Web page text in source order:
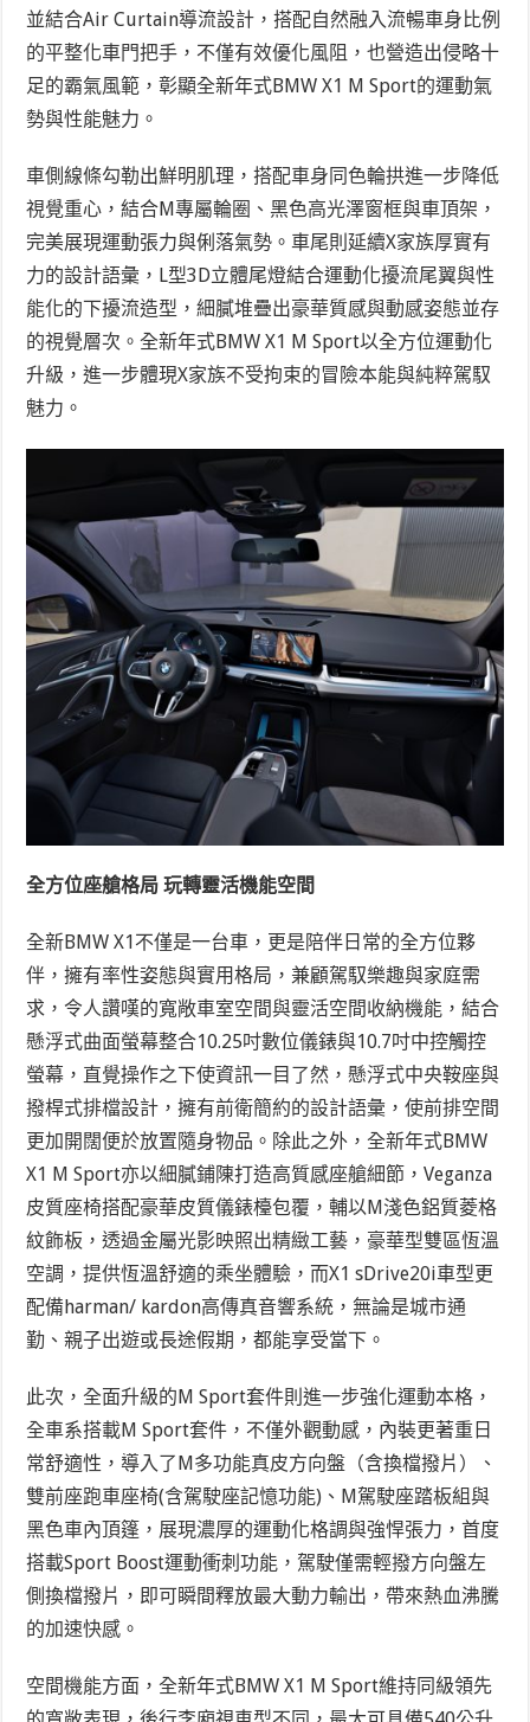
並結合Air Curtain導流設計，搭配自然融入流暢車身比例
的平整化車門把手，不僅有效優化風阻，也營造出侵略十
足的霸氣風範，彰顯全新年式BMW X1 M Sport的運動氣
勢與性能魅力。
車側線條勾勒出鮮明肌理，搭配車身同色輪拱進一步降低
視覺重心，結合M專屬輪圈、黑色高光澤窗框與車頂架，
完美展現運動張力與俐落氣勢。車尾則延續X家族厚實有
力的設計語彙，L型3D立體尾燈結合運動化擾流尾翼與性
能化的下擾流造型，細膩堆疊出豪華質感與動感姿態並存
的視覺層次。全新年式BMW X1 M Sport以全方位運動化
升級，進一步體現X家族不受拘束的冒險本能與純粹駕馭
魅力。
全方位座艙格局 玩轉靈活機能空間
全新BMW X1不僅是一台車，更是陪伴日常的全方位夥
伴，擁有率性姿態與實用格局，兼顧駕馭樂趣與家庭需
求，令人讚嘆的寬敞車室空間與靈活空間收納機能，結合
懸浮式曲面螢幕整合10.25吋數位儀錶與10.7吋中控觸控
螢幕，直覺操作之下使資訊一目了然，懸浮式中央鞍座與
撥桿式排檔設計，擁有前衛簡約的設計語彙，使前排空間
更加開闊便於放置隨身物品。除此之外，全新年式BMW
X1 M Sport亦以細膩鋪陳打造高質感座艙細節，Veganza
皮質座椅搭配豪華皮質儀錶檯包覆，輔以M淺色鋁質菱格
紋飾板，透過金屬光影映照出精緻工藝，豪華型雙區恆溫
空調，提供恆溫舒適的乘坐體驗，而X1 sDrive20i車型更
配備harman/ kardon高傳真音響系統，無論是城市通
勤、親子出遊或長途假期，都能享受當下。
此次，全面升級的M Sport套件則進一步強化運動本格，
全車系搭載M Sport套件，不僅外觀動感，內裝更著重日
常舒適性，導入了M多功能真皮方向盤（含換檔撥片）、
雙前座跑車座椅(含駕駛座記憶功能)、M駕駛座踏板組與
黑色車內頂篷，展現濃厚的運動化格調與強悍張力，首度
搭載Sport Boost運動衝刺功能，駕駛僅需輕撥方向盤左
側換檔撥片，即可瞬間釋放最大動力輸出，帶來熱血沸騰
的加速快感。
空間機能方面，全新年式BMW X1 M Sport維持同級領先